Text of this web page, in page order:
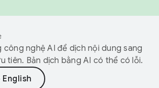
công nghệ AI để dịch nội dung sang
tiên. Bản dịch bằng AI có thể có lỗi.